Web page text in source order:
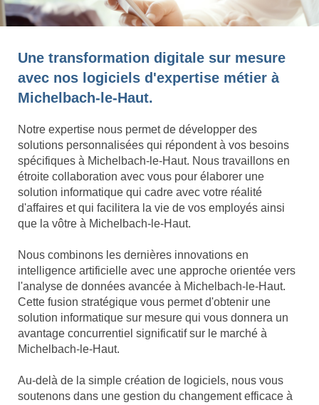
Une transformation digitale sur mesure
avec nos logiciels d'expertise métier à
Michelbach-le-Haut.
Notre expertise nous permet de développer des
solutions personnalisées qui répondent à vos besoins
spécifiques à Michelbach-le-Haut. Nous travaillons en
étroite collaboration avec vous pour élaborer une
solution informatique qui cadre avec votre réalité
d'affaires et qui facilitera la vie de vos employés ainsi
que la vôtre à Michelbach-le-Haut.
Nous combinons les dernières innovations en
intelligence artificielle avec une approche orientée vers
l'analyse de données avancée à Michelbach-le-Haut.
Cette fusion stratégique vous permet d'obtenir une
solution informatique sur mesure qui vous donnera un
avantage concurrentiel significatif sur le marché à
Michelbach-le-Haut.
Au-delà de la simple création de logiciels, nous vous
soutenons dans une gestion du changement efficace à